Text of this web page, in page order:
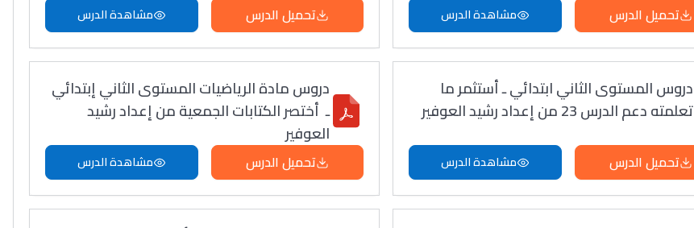
تحميل الدرس مشاهدة الدرس تحميل الدرس مشاهدة الدرس
دروس المستوى الثاني ابتدائي ـ أستثمر ما
تعلمته دعم الدرس 23 من إعداد رشيد العوفير
تحميل الدرس مشاهدة الدرس
دروس مادة الرياضيات المستوى الثاني إبتدائي
ـ أختصر الكتابات الجمعية من إعداد رشيد
العوفير
تحميل الدرس مشاهدة الدرس